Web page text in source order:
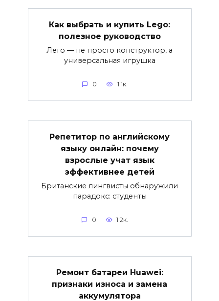
Как выбрать и купить Lego:
полезное руководство
Лего — не просто конструктор, а
универсальная игрушка
0 1.1к.
Репетитор по английскому
языку онлайн: почему
взрослые учат язык
эффективнее детей
Британские лингвисты обнаружили
парадокс: студенты
0 1.2к.
Ремонт батареи Huawei:
признаки износа и замена
аккумулятора